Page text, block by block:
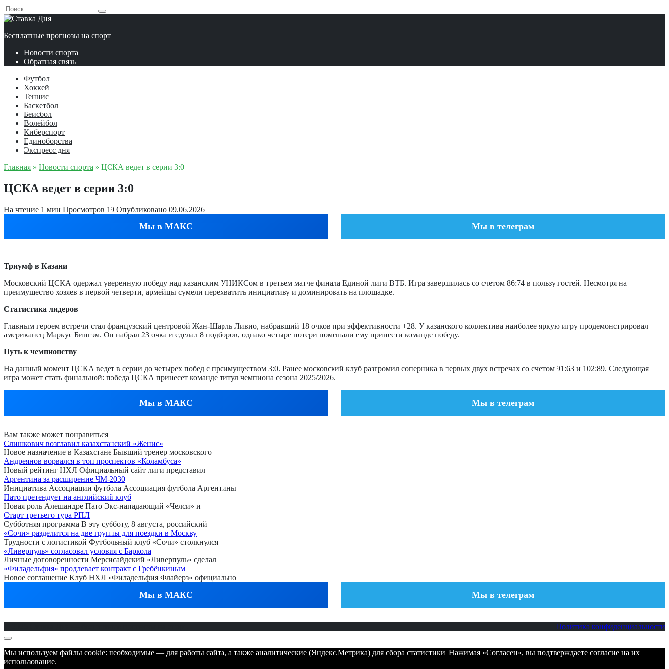
Перейти
к
содержанию
Search
for:
Бесплатные прогнозы на спорт
Новости спорта
Обратная связь
Футбол
Хоккей
Теннис
Баскетбол
Бейсбол
Волейбол
Киберспорт
Единоборства
Экспресс дня
Главная » Новости спорта » ЦСКА ведет в серии 3:0
ЦСКА ведет в серии 3:0
На чтение 1 мин Просмотров 19 Опубликовано 09.06.2026
Мы в МАКС Мы в телеграм
Триумф в Казани
Московский ЦСКА одержал уверенную победу над казанским УНИКСом в третьем матче финала Единой лиги ВТБ. Игра завершилась со счетом 86:74 в пользу гостей. Несмотря на
преимущество хозяев в первой четверти, армейцы сумели перехватить инициативу и доминировать на площадке.
Статистика лидеров
Главным героем встречи стал французский центровой Жан-Шарль Ливио, набравший 18 очков при эффективности +28. У казанского коллектива наиболее яркую игру продемонстрировал
американец Маркус Бингэм. Он набрал 23 очка и сделал 8 подборов, однако четыре потери помешали ему принести команде победу.
Путь к чемпионству
На данный момент ЦСКА ведет в серии до четырех побед с преимуществом 3:0. Ранее московский клуб разгромил соперника в первых двух встречах со счетом 91:63 и 102:89. Следующая
игра может стать финальной: победа ЦСКА принесет команде титул чемпиона сезона 2025/2026.
Мы в МАКС Мы в телеграм
Вам также может понравиться
Слишкович возглавил казахстанский «Женис»
Новое назначение в Казахстане Бывший тренер московского
Андреянов ворвался в топ проспектов «Коламбуса»
Новый рейтинг НХЛ Официальный сайт лиги представил
Аргентина за расширение ЧМ-2030
Инициатива Ассоциации футбола Ассоциация футбола Аргентины
Пато претендует на английский клуб
Новая роль Алешандре Пато Экс-нападающий «Челси» и
Старт третьего тура РПЛ
Субботняя программа В эту субботу, 8 августа, российский
«Сочи» разделится на две группы для поездки в Москву
Трудности с логистикой Футбольный клуб «Сочи» столкнулся
«Ливерпуль» согласовал условия с Баркола
Личные договоренности Мерсисайдский «Ливерпуль» сделал
«Филадельфия» продлевает контракт с Гребёнкиным
Новое соглашение Клуб НХЛ «Филадельфия Флайерз» официально
Мы в МАКС Мы в телеграм
Политика конфиденциальности
Мы используем файлы cookie: необходимые — для работы сайта, а также аналитические (Яндекс.Метрика) для сбора статистики. Нажимая «Согласен», вы подтверждаете согласие на их
использование.